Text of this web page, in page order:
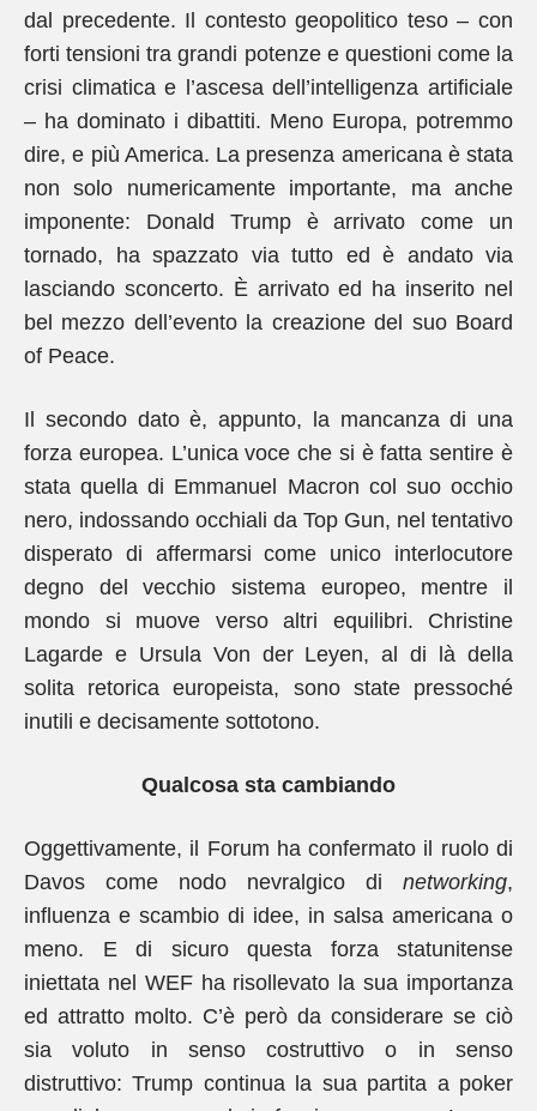
dal precedente. Il contesto geopolitico teso – con
forti tensioni tra grandi potenze e questioni come la
crisi climatica e l’ascesa dell’intelligenza artificiale
– ha dominato i dibattiti. Meno Europa, potremmo
dire, e più America. La presenza americana è stata
non solo numericamente importante, ma anche
imponente: Donald Trump è arrivato come un
tornado, ha spazzato via tutto ed è andato via
lasciando sconcerto. È arrivato ed ha inserito nel
bel mezzo dell’evento la creazione del suo Board
of Peace.
Il secondo dato è, appunto, la mancanza di una
forza europea. L’unica voce che si è fatta sentire è
stata quella di Emmanuel Macron col suo occhio
nero, indossando occhiali da Top Gun, nel tentativo
disperato di affermarsi come unico interlocutore
degno del vecchio sistema europeo, mentre il
mondo si muove verso altri equilibri. Christine
Lagarde e Ursula Von der Leyen, al di là della
solita retorica europeista, sono state pressoché
inutili e decisamente sottotono.
Qualcosa sta cambiando
Oggettivamente, il Forum ha confermato il ruolo di
Davos come nodo nevralgico di networking,
influenza e scambio di idee, in salsa americana o
meno. E di sicuro questa forza statunitense
iniettata nel WEF ha risollevato la sua importanza
ed attratto molto. C’è però da considerare se ciò
sia voluto in senso costruttivo o in senso
distruttivo: Trump continua la sua partita a poker